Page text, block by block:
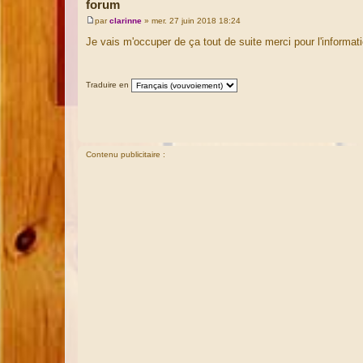
forum
M
s
e
parclarinne » mer. 27 juin 2018 18:24
Je vais m'occuper de ça tout de suite merci pour
Traduire en
Contenu publicitaire :